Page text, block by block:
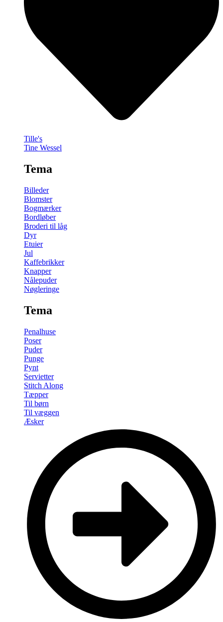
Tille's
Tine Wessel
Tema
Billeder
Blomster
Bogmærker
Bordløber
Broderi til låg
Dyr
Etuier
Jul
Kaffebrikker
Knapper
Nålepuder
Nøgleringe
Tema
Penalhuse
Poser
Puder
Punge
Pynt
Servietter
Stitch Along
Tæpper
Til børn
Til væggen
Æsker